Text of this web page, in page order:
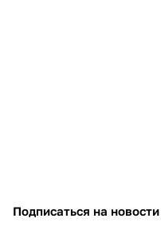
Подписаться на